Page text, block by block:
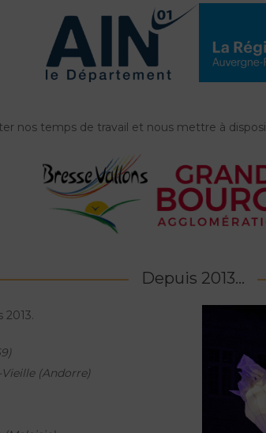
nos temps de travail et nous mettre à
Depuis 2013...
2013.
(Andorre)